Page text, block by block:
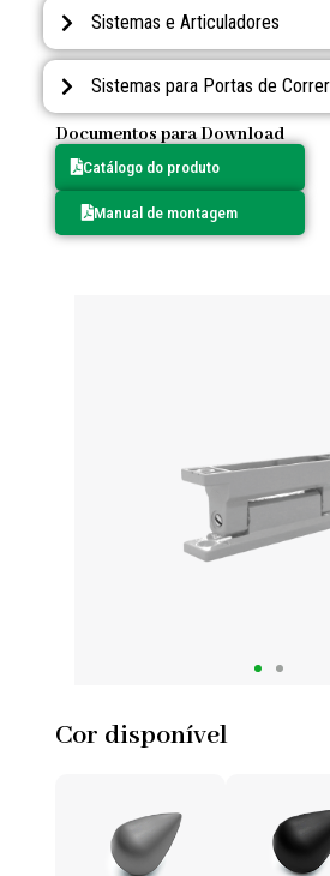
Sistemas e Articuladores
Sistemas para Portas de Correr
Documentos para Download
Catálogo do produto
Manual de montagem
Cor disponível